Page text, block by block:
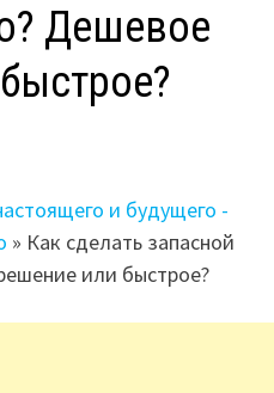
Дешевое
и будущего -
» Как сделать запасной
или быстрое?